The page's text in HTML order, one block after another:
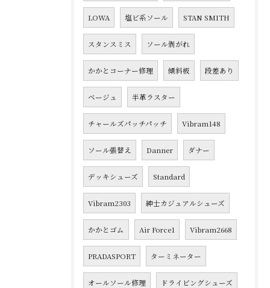
LOWA 塩ビ系ソール STAN SMITH
スタンスミス ソール剥がれ
かかとコーナー修理 傾斜板 段差あり
ベージュ 半革ラスター
チャールズパッチパッチ Vibram148
ソール張替え Danner ダナー
デッキシューズ Standard
Vibram2303 紳士カジュアルシューズ
かかとゴム Air Force1 Vibram2668
PRADASPORT ターミネーター
オールソール修理 ドライビングシューズ